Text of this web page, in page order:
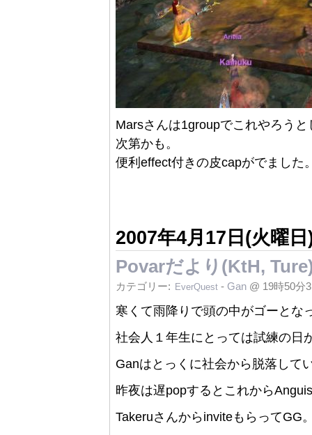
Marsさんは1groupでこれやろう
次第かも。
便利effect付きの皮capがでました
2007年4月17日(火曜日
Povarだより(KtH,
カテゴリー: EverQuest - Gan @ 19時50分
寒くて雨降りで頭の中がゴーとな
社会人１年生にとっては試練の日
Ganはとっくに社会から脱落して
昨夜は遅popするとこれから
TakeruさんからinviteもらってGG